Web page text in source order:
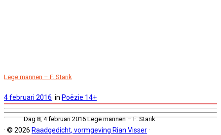
Dag 8, 4 februari 2016 Lege mannen – F. Starik
Lege mannen – F. Starik
4 februari 2016 in Poëzie 14+
· © 2026 Raadgedicht, vormgeving Rian Visser·